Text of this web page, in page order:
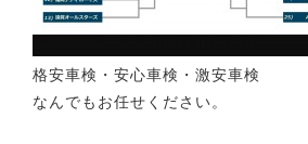
格安車検・安心車検・激安車検
なんでもお任せください。